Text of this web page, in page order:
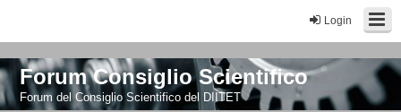
Login
Forum Consiglio Scientifico
Forum del Consiglio Scientifico del DIITET